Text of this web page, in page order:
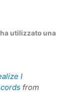
utilizzato una
I
from